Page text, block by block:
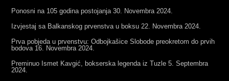
Ponosni na 105 godina postojanja 30. Novembra 2024.
Izvjestaj sa Balkanskog prvenstva u boksu 22. Novembra 2024.
Prva pobjeda u prvenstvu: Odbojkašice Slobode preokretom do prvih
bodova 16. Novembra 2024.
Preminuo Ismet Kavgić, bokserska legenda iz Tuzle 5. Septembra
2024.